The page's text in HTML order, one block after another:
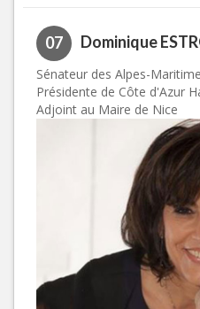
07 Dominique
Sénateur des Alpes-
Présidente de Côte d'Azur
Adjoint au Maire de Nice